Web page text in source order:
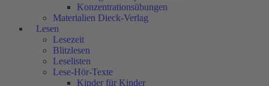
Konzentrationsübungen
Materialien Dieck-Verlag
Lesen
Lesezeit
Blitzlesen
Leselisten
Lese-Hör-Texte
Kinder für Kinder